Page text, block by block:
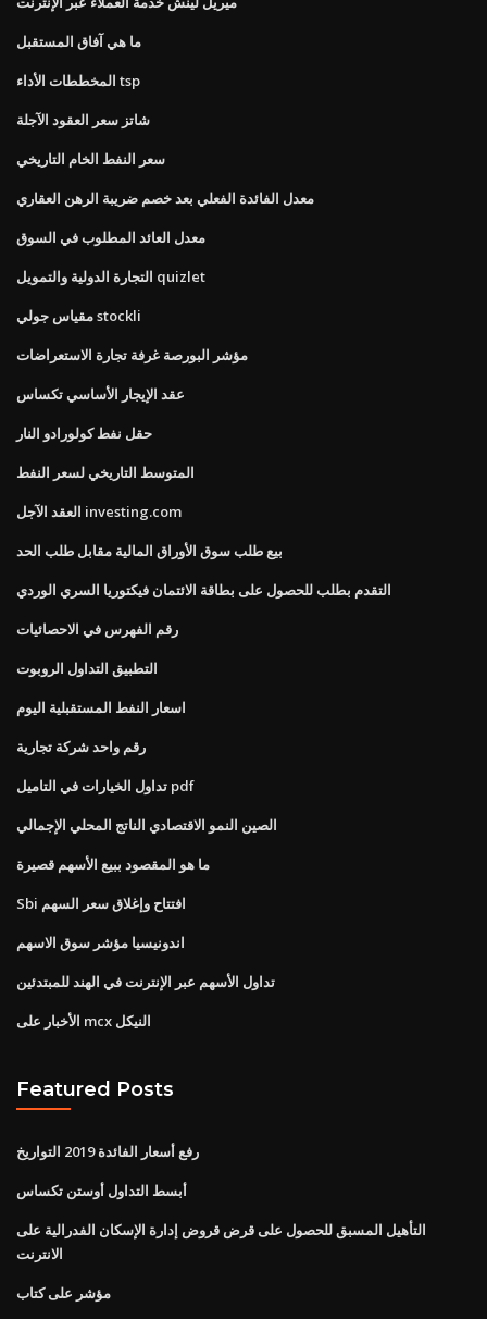
ما هي آفاق المستقبل
المخططات الأداء tsp
شاتز سعر العقود الآجلة
سعر النفط الخام التاريخي
معدل الفائدة الفعلي بعد خصم ضريبة الرهن العقاري
معدل العائد المطلوب في السوق
التجارة الدولية والتمويل quizlet
مقياس جولي stockli
مؤشر البورصة غرفة تجارة الاستعراضات
عقد الإيجار الأساسي تكساس
حقل نفط كولورادو النار
المتوسط ​​التاريخي لسعر النفط
العقد الآجل investing.com
بيع طلب سوق الأوراق المالية مقابل طلب الحد
التقدم بطلب للحصول على بطاقة الائتمان فيكتوريا السري الوردي
رقم الفهرس في الاحصائيات
التطبيق التداول الروبوت
اسعار النفط المستقبلية اليوم
رقم واحد شركة تجارية
تداول الخيارات في التاميل pdf
الصين النمو الاقتصادي الناتج المحلي الإجمالي
ما هو المقصود ببيع الأسهم قصيرة
Sbi افتتاح وإغلاق سعر السهم
اندونيسيا مؤشر سوق الاسهم
تداول الأسهم عبر الإنترنت في الهند للمبتدئين
الأخبار على mcx النيكل
Featured Posts
رفع أسعار الفائدة 2019 التواريخ
أبسط التداول أوستن تكساس
التأهيل المسبق للحصول على قرض قروض إدارة الإسكان الفدرالية على
الانترنت
مؤشر على كتاب